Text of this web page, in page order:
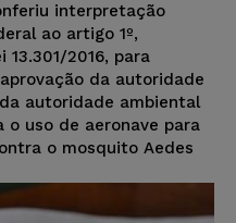
interpretação
ao artigo 1º,
13.301/2016, para
da autoridade
autoridade ambiental
uso de aeronave para
o mosquito Aedes